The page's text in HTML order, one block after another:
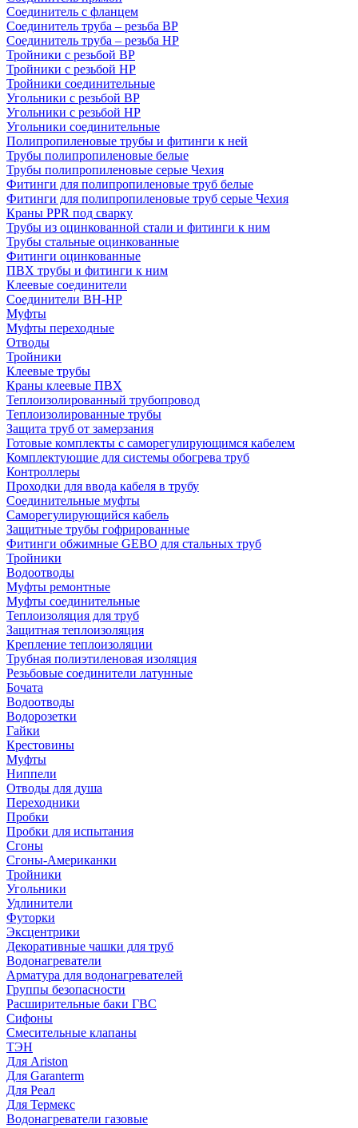
Соединитель с фланцем
Соединитель труба – резьба ВР
Соединитель труба – резьба НР
Тройники с резьбой ВР
Тройники с резьбой НР
Тройники соединительные
Угольники с резьбой ВР
Угольники с резьбой НР
Угольники соединительные
Полипропиленовые трубы и фитинги к ней
Трубы полипропиленовые белые
Трубы полипропиленовые серые Чехия
Фитинги для полипропиленовые труб белые
Фитинги для полипропиленовые труб серые Чехия
Краны PPR под сварку
Трубы из оцинкованной стали и фитинги к ним
Трубы стальные оцинкованные
Фитинги оцинкованные
ПВХ трубы и фитинги к ним
Клеевые соединители
Соединители ВН-НР
Муфты
Муфты переходные
Отводы
Тройники
Клеевые трубы
Краны клеевые ПВХ
Теплоизолированный трубопровод
Теплоизолированные трубы
Защита труб от замерзания
Готовые комплекты с саморегулирующимся кабелем
Комплектующие для системы обогрева труб
Контроллеры
Проходки для ввода кабеля в трубу
Соединительные муфты
Саморегулирующийся кабель
Защитные трубы гофрированные
Фитинги обжимные GEBO для стальных труб
Тройники
Водоотводы
Муфты ремонтные
Муфты соединительные
Теплоизоляция для труб
Защитная теплоизоляция
Крепление теплоизоляции
Трубная полиэтиленовая изоляция
Резьбовые соединители латунные
Бочата
Водоотводы
Водорозетки
Гайки
Крестовины
Муфты
Ниппели
Отводы для душа
Переходники
Пробки
Пробки для испытания
Сгоны
Сгоны-Американки
Тройники
Угольники
Удлинители
Футорки
Эксцентрики
Декоративные чашки для труб
Водонагреватели
Арматура для водонагревателей
Группы безопасности
Расширительные баки ГВС
Сифоны
Смесительные клапаны
ТЭН
Для Ariston
Для Garanterm
Для Реал
Для Термекс
Водонагреватели газовые